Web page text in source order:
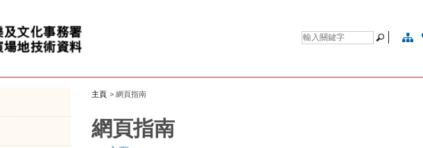
主頁 > 網頁指南
網頁指南